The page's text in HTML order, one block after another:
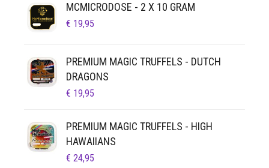
MCMICRODOSE - 2 X 10 GRAM
€ 19,95
PREMIUM MAGIC TRUFFELS - DUTCH
DRAGONS
€ 19,95
PREMIUM MAGIC TRUFFELS - HIGH
HAWAIIANS
€ 24,95